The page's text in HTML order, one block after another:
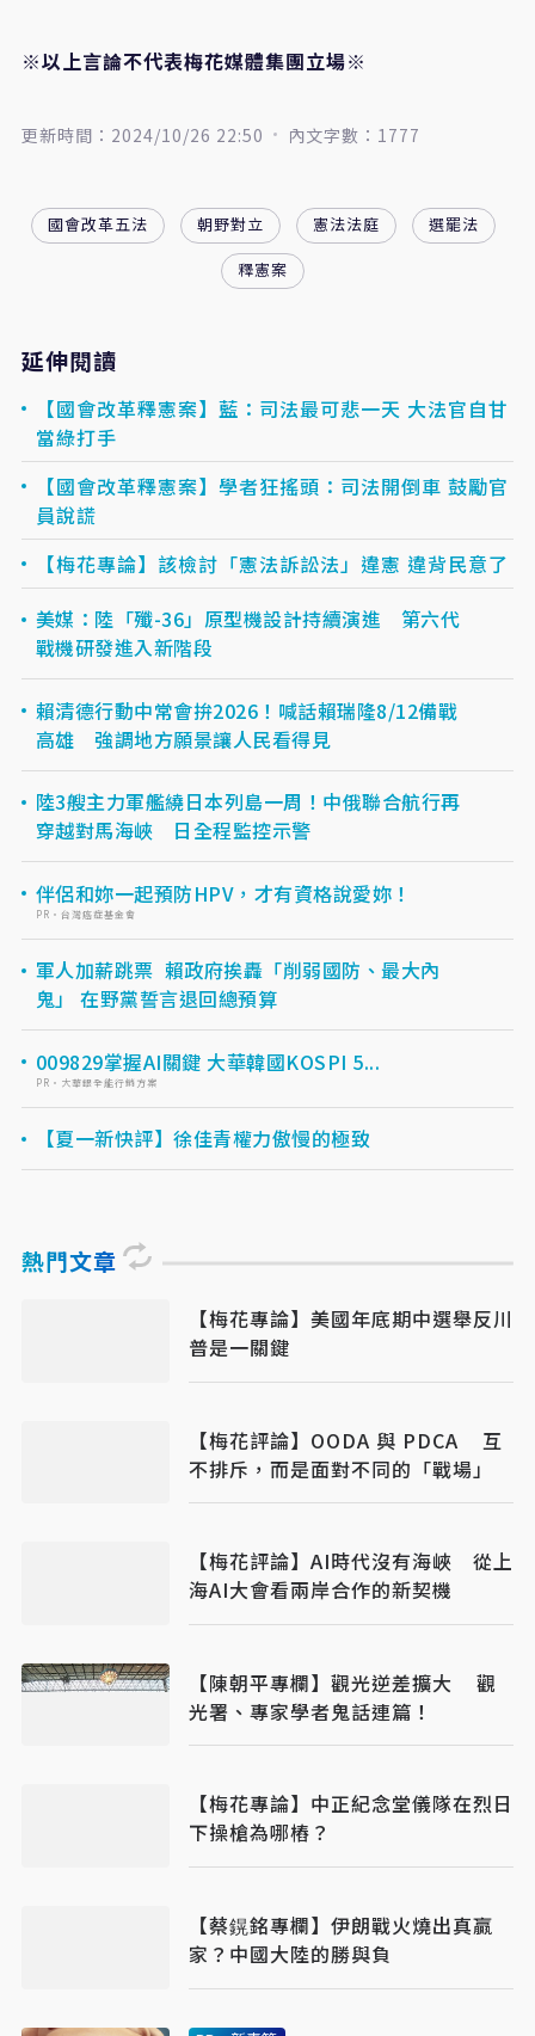
※以上言論不代表梅花媒體集團立場※
更新時間：2024/10/26 22:50 內文字數：1777
國會改革五法 朝野對立 憲法法庭
選罷法
釋憲案
延伸閱讀
【國會改革釋憲案】藍：司法最可悲一天 大法官自甘
當綠打手
【國會改革釋憲案】學者狂搖頭：司法開倒車 鼓勵官
員說謊
【梅花專論】該檢討「憲法訴訟法」違憲 違背民意了
美媒：陸「殲-36」原型機設計持續演進 第六代
戰機研發進入新階段
賴清德行動中常會拚2026！喊話賴瑞隆8/12備戰
高雄 強調地方願景讓人民看得見
陸3艘主力軍艦繞日本列島一周！中俄聯合航行再
穿越對馬海峽 日全程監控示警
伴侶和妳一起預防HPV，才有資格說愛妳！
PR・台灣癌症基金會
軍人加薪跳票 賴政府挨轟「削弱國防、最大內
鬼」 在野黨誓言退回總預算
009829掌握AI關鍵 大華韓國KOSPI 5...
PR・大華銀全能行銷方案
【夏一新快評】徐佳青權力傲慢的極致
熱門文章
【梅花專論】美國年底期中選舉反川
普是一關鍵
【梅花評論】OODA 與 PDCA 互
不排斥，而是面對不同的「戰場」
【梅花評論】AI時代沒有海峽 從上
海AI大會看兩岸合作的新契機
【陳朝平專欄】觀光逆差擴大 觀
光署、專家學者鬼話連篇！
【梅花專論】中正紀念堂儀隊在烈日
下操槍為哪樁？
【蔡鎤銘專欄】伊朗戰火燒出真贏
家？中國大陸的勝與負